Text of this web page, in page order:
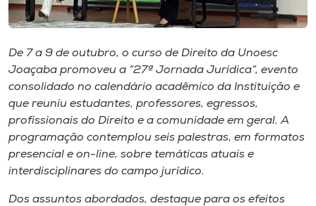
Cultura
CPA
Biblioteca
Editora
De 7 a 9 de outubro, o curso de Direito da Unoesc
Joaçaba promoveu a “27ª Jornada Jurídica”, evento
consolidado no calendário acadêmico da Instituição e
que reuniu estudantes, professores, egressos,
profissionais do Direito e a comunidade em geral. A
programação contemplou seis palestras, em formatos
presencial e on-line, sobre temáticas atuais e
interdisciplinares do campo jurídico.
Dos assuntos abordados, destaque para os efeitos